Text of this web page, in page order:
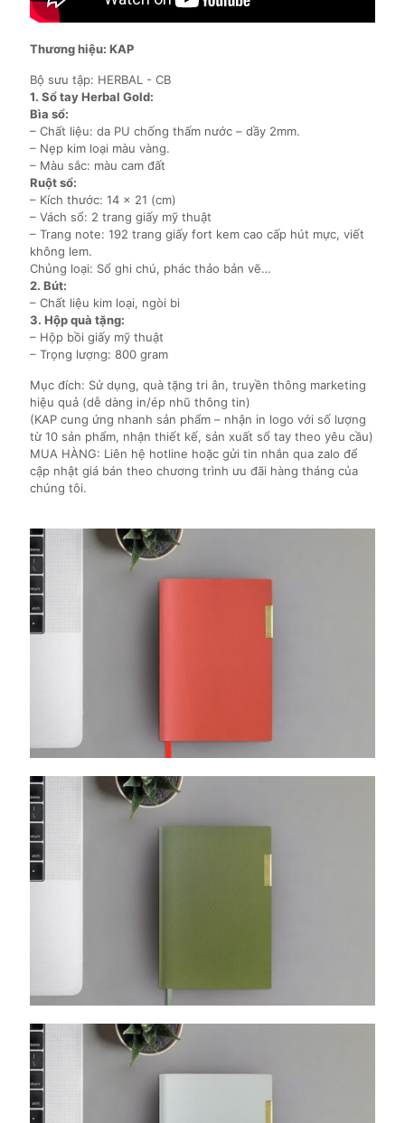
Thương hiệu: KAP
Bộ sưu tập: HERBAL - CB
1. Sổ tay Herbal Gold:
Bìa sổ:
– Chất liệu: da PU chống thấm nước – dầy 2mm.
– Nẹp kim loại màu vàng.
– Màu sắc: màu cam đất
Ruột sổ:
– Kích thước: 14 x 21 (cm)
– Vách sổ: 2 trang giấy mỹ thuật
– Trang note: 192 trang giấy fort kem cao cấp hút mực, viết
không lem.
Chủng loại: Sổ ghi chú, phác thảo bản vẽ…
2. Bút:
– Chất liệu kim loại, ngòi bi
3. Hộp quà tặng:
– Hộp bồi giấy mỹ thuật
– Trọng lượng: 800 gram
Mục đích: Sử dụng, quà tặng tri ân, truyền thông marketing
hiệu quả (dễ dàng in/ép nhũ thông tin)
(KAP cung ứng nhanh sản phẩm – nhận in logo với số lượng
từ 10 sản phẩm, nhận thiết kế, sản xuất sổ tay theo yêu cầu)
MUA HÀNG: Liên hệ hotline hoặc gửi tin nhắn qua zalo để
cập nhật giá bán theo chương trình ưu đãi hàng tháng của
chúng tôi.